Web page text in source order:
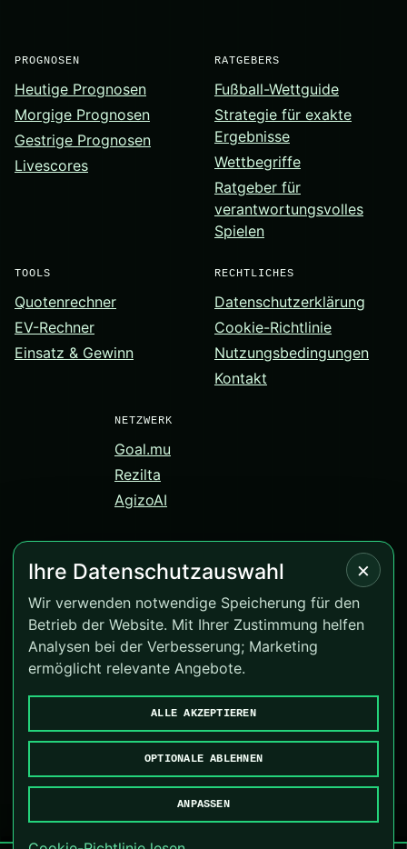
PROGNOSEN
Heutige Prognosen
Morgige Prognosen
Gestrige Prognosen
Livescores
RATGEBERS
Fußball-Wettguide
Strategie für exakte
Ergebnisse
Wettbegriffe
Ratgeber für
verantwortungsvolles
Spielen
TOOLS
Quotenrechner
EV-Rechner
Einsatz & Gewinn
RECHTLICHES
Datenschutzerklärung
Cookie-Richtlinie
Nutzungsbedingungen
Kontakt
NETZWERK
Goal.mu
Rezilta
AgizoAI
Version 4.0.13
BeGambleAware· GamCare
×
Ihre Datenschutzauswahl
Wir verwenden notwendige Speicherung für den
Betrieb der Website. Mit Ihrer Zustimmung helfen
Analysen bei der Verbesserung; Marketing
ermöglicht relevante Angebote.
ALLE AKZEPTIEREN
OPTIONALE ABLEHNEN
ANPASSEN